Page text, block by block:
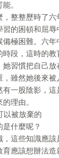
。
整整歷時了六
的困頓和屈辱
極困難。六年
段，這時的教
習慣把自己放
雖然她後來被
有一股陰影，
理由。
以被放棄的
什麼呢？
這些知識應該
應該想辦法造